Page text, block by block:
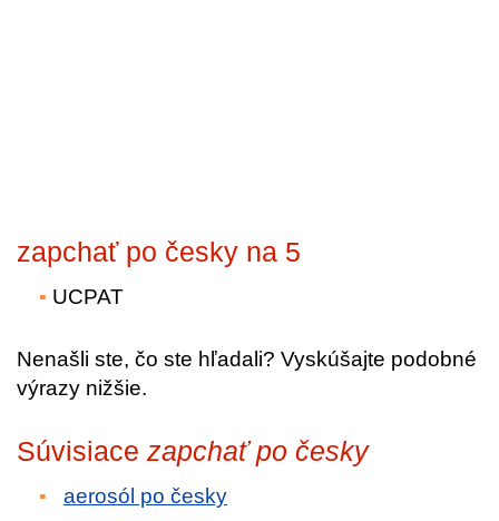
zapchať po česky na 5
UCPAT
Nenašli ste, čo ste hľadali? Vyskúšajte podobné
výrazy nižšie.
Súvisiace zapchať po česky
aerosól po česky